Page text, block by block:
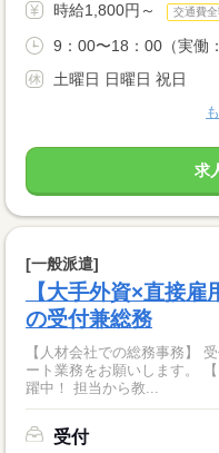
時給1,800円～ 交通費
9：00〜18：00（実働
土曜日 日曜日 祝日
求
[一般派遣]
【大手外資×直接
の受付兼総務
【人材会社での総務事務】
ート業務をお願いします。
躍中！ 担当から教...
受付